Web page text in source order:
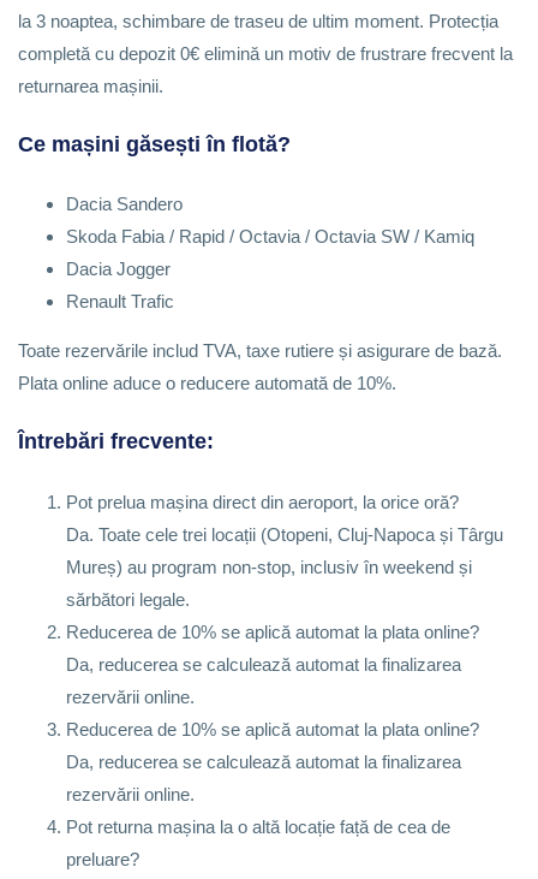
la 3 noaptea, schimbare de traseu de ultim moment. Protecția
completă cu depozit 0€ elimină un motiv de frustrare frecvent la
returnarea mașinii.
Ce mașini găsești în flotă?
Dacia Sandero
Skoda Fabia / Rapid / Octavia / Octavia SW / Kamiq
Dacia Jogger
Renault Trafic
Toate rezervările includ TVA, taxe rutiere și asigurare de bază.
Plata online aduce o reducere automată de 10%.
Întrebări frecvente:
Pot prelua mașina direct din aeroport, la orice oră?
Da. Toate cele trei locații (Otopeni, Cluj-Napoca și Târgu
Mureș) au program non-stop, inclusiv în weekend și
sărbători legale.
Reducerea de 10% se aplică automat la plata online?
Da, reducerea se calculează automat la finalizarea
rezervării online.
Reducerea de 10% se aplică automat la plata online?
Da, reducerea se calculează automat la finalizarea
rezervării online.
Pot returna mașina la o altă locație față de cea de
preluare?